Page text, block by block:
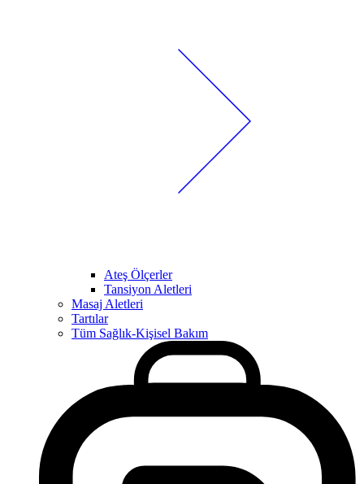
Ateş Ölçerler
Tansiyon Aletleri
Masaj Aletleri
Tartılar
Tüm Sağlık-Kişisel Bakım